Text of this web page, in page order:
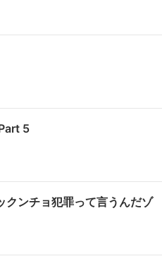
5
クンチョ犯罪って言うんだゾ